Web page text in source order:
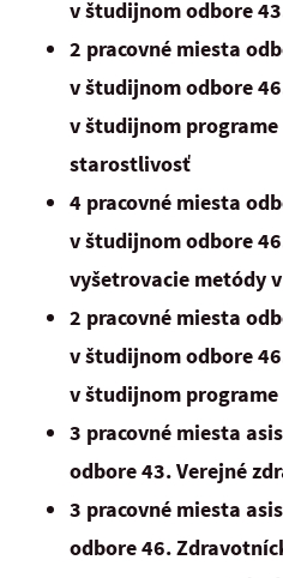
v študijnom odbore
2 pracovné miesta
v študijnom odbore
v študijnom
starostlivosť
4 pracovné miesta
v študijnom odbore
vyšetrovacie metódy
2 pracovné miesta
v študijnom odbore
v študijnom
3 pracovné miesta
odbore 43. Verejné
3 pracovné miesta
odbore 46.